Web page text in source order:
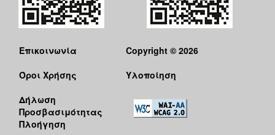
Επικοινωνία
Όροι Χρήσης
Δήλωση
Προσβασιμότητας
Πλοήγηση
Copyright © 2026
Υλοποίηση